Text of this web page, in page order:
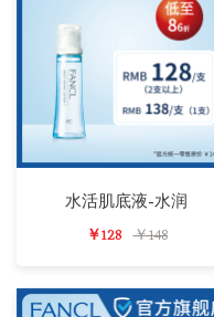
水活肌底液-水润
￥128 ￥148